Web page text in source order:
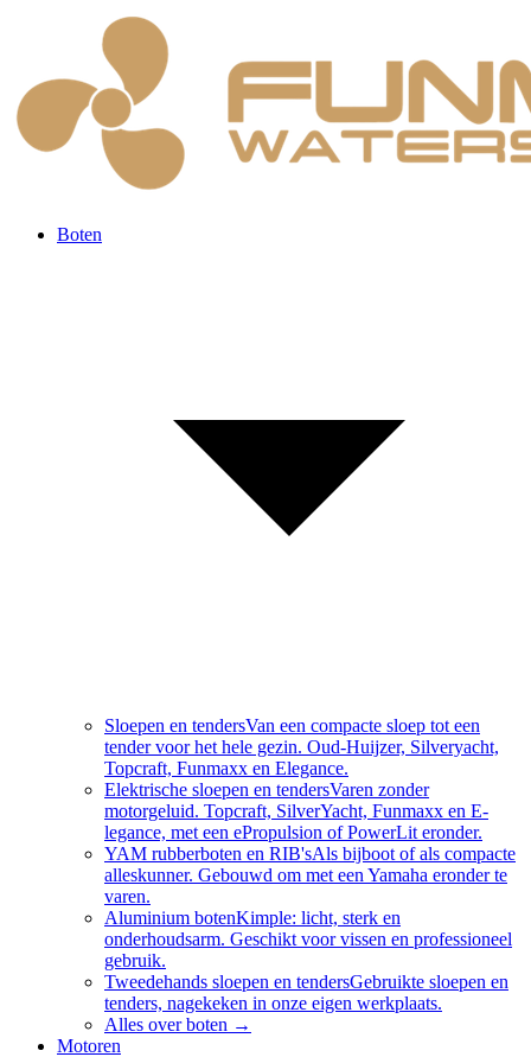
Boten
Sloepen en tendersVan een compacte sloep tot een
tender voor het hele gezin. Oud-Huijzer, Silveryacht,
Topcraft, Funmaxx en Elegance.
Elektrische sloepen en tendersVaren zonder
motorgeluid. Topcraft, SilverYacht, Funmaxx en E-
legance, met een ePropulsion of PowerLit eronder.
YAM rubberboten en RIB'sAls bijboot of als compacte
alleskunner. Gebouwd om met een Yamaha eronder te
varen.
Aluminium botenKimple: licht, sterk en
onderhoudsarm. Geschikt voor vissen en professioneel
gebruik.
Tweedehands sloepen en tendersGebruikte sloepen en
tenders, nagekeken in onze eigen werkplaats.
Alles overboten →
Motoren